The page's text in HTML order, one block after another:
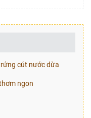
cút nước dừa
ngon